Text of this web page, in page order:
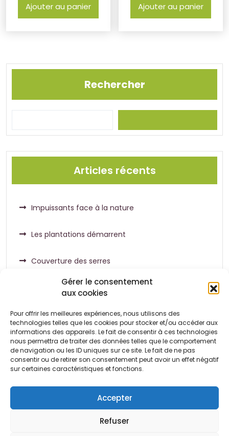
Gérer le consentement
aux cookies
Pour offrir les meilleures expériences, nous utilisons des
technologies telles que les cookies pour stocker et/ou accéder aux
informations des appareils. Le fait de consentir à ces technologies
nous permettra de traiter des données telles que le comportement
de navigation ou les ID uniques sur ce site. Le fait de ne pas
consentir ou de retirer son consentement peut avoir un effet négatif
sur certaines caractéristiques et fonctions.
Accepter
Refuser
Ajouter au panier Ajouter au panier
Rechercher
Articles récents
Impuissants face à la nature
Les plantations démarrent
Couverture des serres
Commentaires récents
Aucun commentaire à afficher.